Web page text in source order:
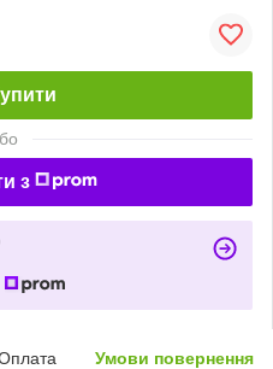
з
Умови повернення